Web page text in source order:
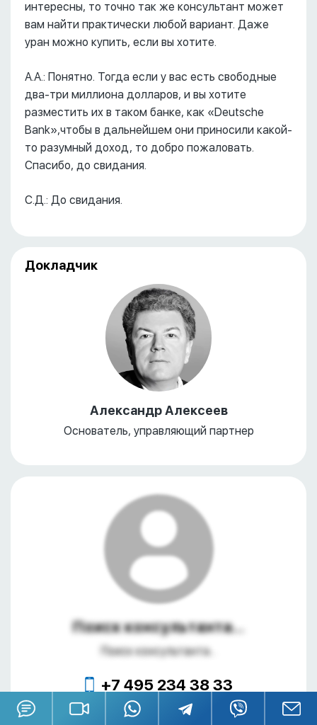
интересны, то точно так же консультант может
вам найти практически любой вариант. Даже
уран можно купить, если вы хотите.
А.А.: Понятно. Тогда если у вас есть свободные
два-три миллиона долларов, и вы хотите
разместить их в таком банке, как «Deutsche
Bank»,чтобы в дальнейшем они приносили какой-
то разумный доход, то добро пожаловать.
Спасибо, до свидания.
С.Д.: До свидания.
Докладчик
Александр Алексеев
Основатель, управляющий партнер
Поиск консультанта...
Поиск консультанта...
+7 495 234 38 33